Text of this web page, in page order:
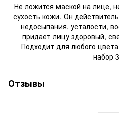
Не ложится маской на лице,
сухость кожи. Он
недосыпания, усталости,
придает лицу здоровый,
Подходит для любого
набор
Отзывы